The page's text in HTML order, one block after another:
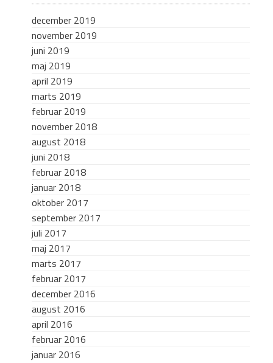
december 2019
november 2019
juni 2019
maj 2019
april 2019
marts 2019
februar 2019
november 2018
august 2018
juni 2018
februar 2018
januar 2018
oktober 2017
september 2017
juli 2017
maj 2017
marts 2017
februar 2017
december 2016
august 2016
april 2016
februar 2016
januar 2016